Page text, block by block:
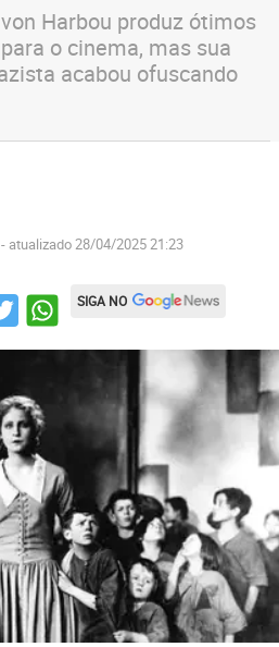
Harbou produz ótimos
o cinema, mas sua
acabou ofuscando
- atualizado 28/04/2025 21:23
SIGA NO